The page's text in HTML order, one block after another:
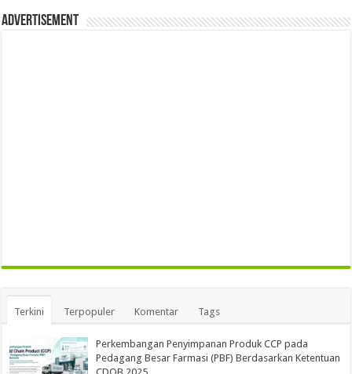
Advertisement
Terkini Terpopuler Komentar Tags
Perkembangan Penyimpanan Produk CCP pada
Pedagang Besar Farmasi (PBF) Berdasarkan Ketentuan